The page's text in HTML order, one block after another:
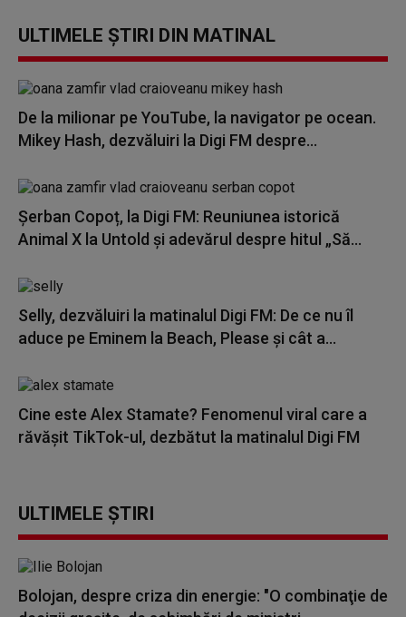
ULTIMELE ȘTIRI DIN MATINAL
De la milionar pe YouTube, la navigator pe ocean.
Mikey Hash, dezvăluiri la Digi FM despre...
Șerban Copoț, la Digi FM: Reuniunea istorică
Animal X la Untold și adevărul despre hitul „Să...
Selly, dezvăluiri la matinalul Digi FM: De ce nu îl
aduce pe Eminem la Beach, Please și cât a...
Cine este Alex Stamate? Fenomenul viral care a
răvășit TikTok-ul, dezbătut la matinalul Digi FM
ULTIMELE ȘTIRI
Bolojan, despre criza din energie: "O combinaţie de